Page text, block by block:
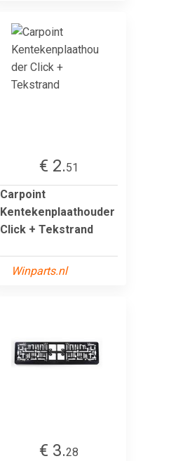
€ 2.51
Carpoint
Kentekenplaathouder
Click + Tekstrand
Winparts.nl
€ 3.28